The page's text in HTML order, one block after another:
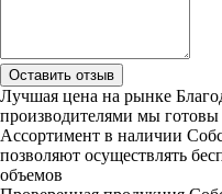
Оставить отзыв
Лучшая цена на рынке
производителями мы
Ассортимент в наличии
позволяют осуществлять
объемов